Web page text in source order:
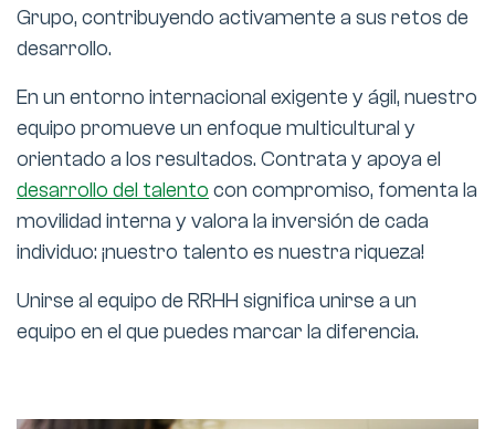
Grupo, contribuyendo activamente a sus retos de
desarrollo.
En un entorno internacional exigente y ágil, nuestro
equipo promueve un enfoque multicultural y
orientado a los resultados. Contrata y apoya el
desarrollo del talento con compromiso, fomenta la
movilidad interna y valora la inversión de cada
individuo: ¡nuestro talento es nuestra riqueza!
Unirse al equipo de RRHH significa unirse a un
equipo en el que puedes marcar la diferencia.